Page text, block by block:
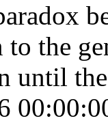
the
until